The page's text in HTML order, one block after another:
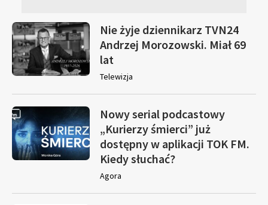
Nie żyje dziennikarz TVN24
Andrzej Morozowski. Miał 69
lat
Telewizja
Nowy serial podcastowy
„Kurierzy śmierci” już
dostępny w aplikacji TOK FM.
Kiedy słuchać?
Agora